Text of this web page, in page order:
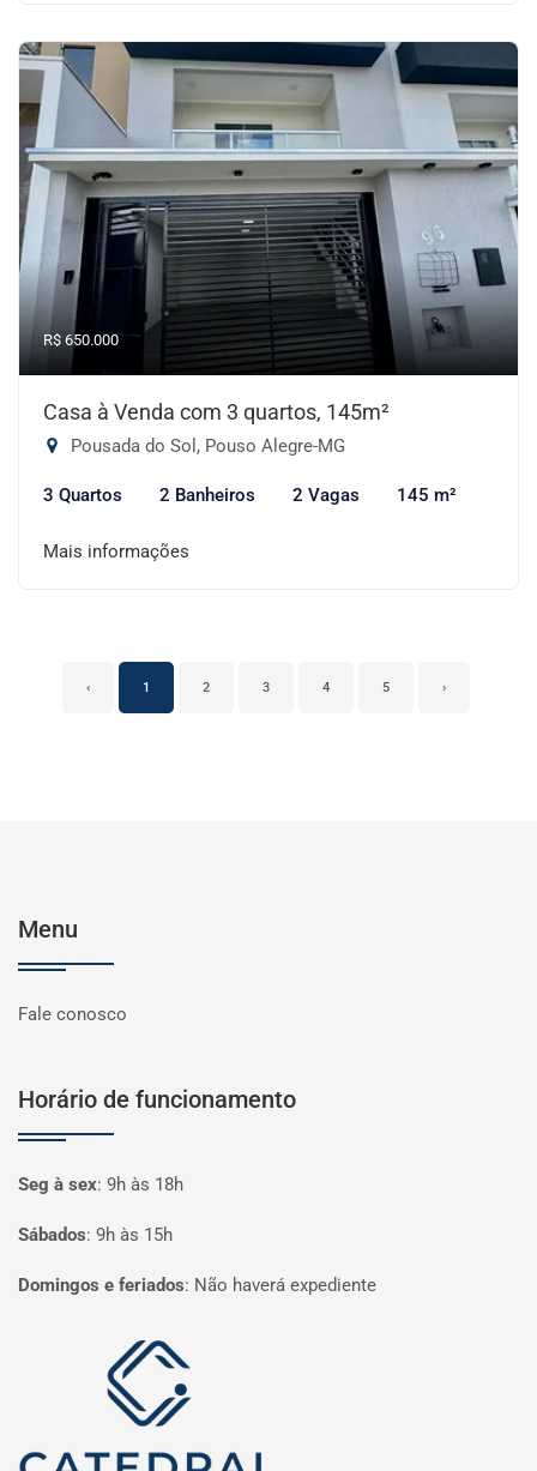
R$ 650.000
Casa à Venda com 3 quartos, 145m²
Pousada do Sol, Pouso Alegre-MG
3 Quartos 2 Banheiros 2 Vagas 145 m²
Mais informações
‹ 1 2 3 4 5 ›
Menu
Fale conosco
Horário de funcionamento
Seg à sex: 9h às 18h
Sábados: 9h às 15h
Domingos e feriados: Não haverá expediente
Página inicial